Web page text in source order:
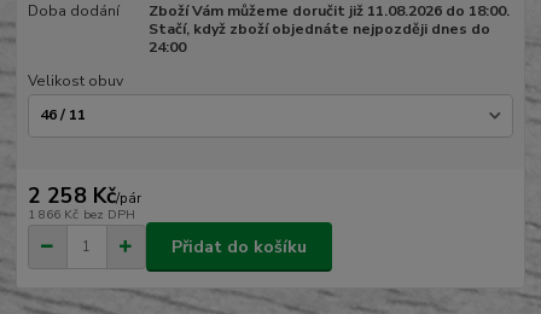
Doba dodání
Zboží Vám můžeme doručit již 11.08.2026 do 18:00.
Stačí, když zboží objednáte nejpozději dnes do
24:00
Velikost obuv
2 258 Kč/pár
1 866 Kč bez DPH
Přidat do košíku